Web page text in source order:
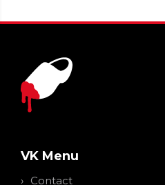
VK Menu
Contact